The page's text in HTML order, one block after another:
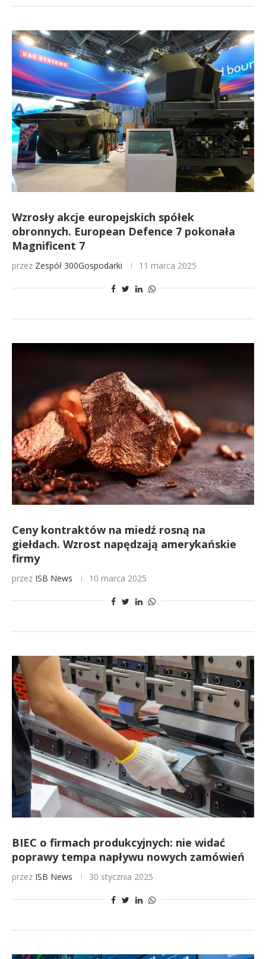
Wzrosły akcje europejskich spółek
obronnych. European Defence 7 pokonała
Magnificent 7
przez Zespół 300Gospodarki 11 marca 2025
Ceny kontraktów na miedź rosną na
giełdach. Wzrost napędzają amerykańskie
firmy
przez ISB News 10 marca 2025
BIEC o firmach produkcyjnych: nie widać
poprawy tempa napływu nowych zamówień
przez ISB News 30 stycznia 2025